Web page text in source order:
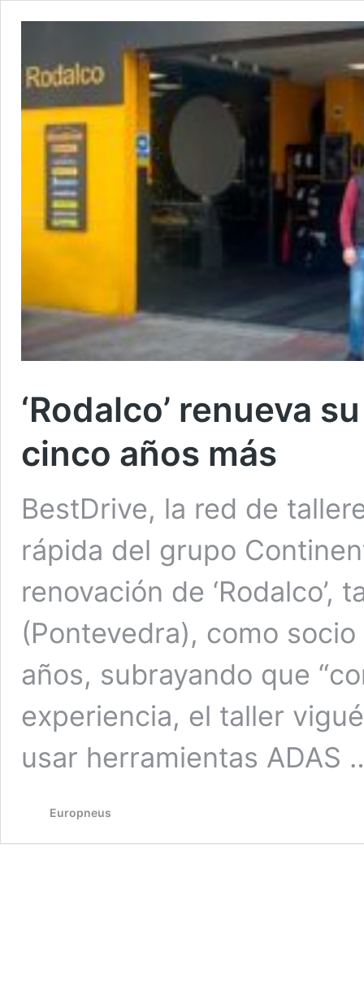
‘Rodalco’ renueva
cinco años más
BestDrive, la red de
rápida del grupo
renovación de ‘Rodalco’,
(Pontevedra), como
años, subrayando que
experiencia, el taller
usar herramientas ADAS
Europneus